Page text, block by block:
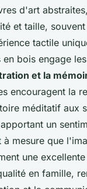
d'art
et taille,
tactile
en bois engage
et la
encouragent la
méditatif aux
un
mesure que
une
en famille,